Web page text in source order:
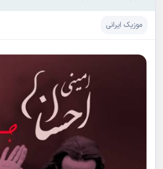
موزیک ایرانی